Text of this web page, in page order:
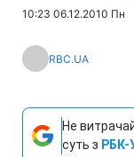
10:23 06.12.2010 Пн
RBC.UA
Не
суть з РБК-